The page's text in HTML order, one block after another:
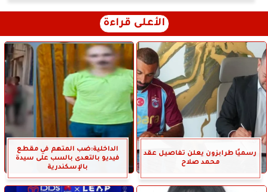
الأعلى قراءة
رسميًا طرابزون يعلن تفاصيل عقد
محمد صلاح
الداخلية:ضب المتهم في مقطع
فيديو بالتعدى بالسب على سيدة
بالإسكندرية